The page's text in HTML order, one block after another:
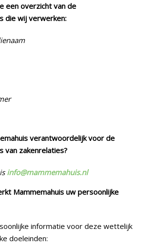
een overzicht van de
die wij verwerken:
verantwoordelijk voor de
van zakenrelaties?
info@mammemahuis.nl
Mammemahuis uw persoonlijke
informatie voor deze wettelijk
doeleinden: